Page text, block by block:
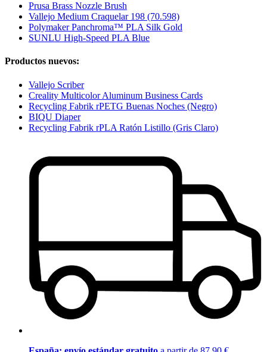
Prusa Brass Nozzle Brush
Vallejo Medium Craquelar 198 (70.598)
Polymaker Panchroma™ PLA Silk Gold
SUNLU High-Speed PLA Blue
Productos nuevos:
Vallejo Scriber
Creality Multicolor Aluminum Business Cards
Recycling Fabrik rPETG Buenas Noches (Negro)
BIQU Diaper
Recycling Fabrik rPLA Ratón Listillo (Gris Claro)